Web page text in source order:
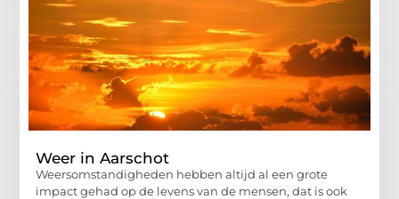
Weer in Aarschot
Weersomstandigheden hebben altijd al een grote
impact gehad op de levens van de mensen, dat is ook